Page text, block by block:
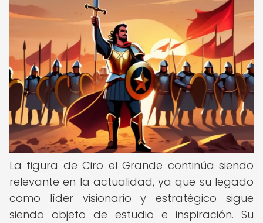
La figura de Ciro el Grande continúa siendo
relevante en la actualidad, ya que su legado
como líder visionario y estratégico sigue
siendo objeto de estudio e inspiración. Su